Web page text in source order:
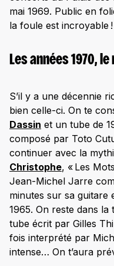
mai 1969. Public en
la foule est incroyable !
Les années 1970,
S’il y a une décennie
bien celle-ci. On te
Dassin et un tube de
composé par Toto
continuer avec la
Christophe, « Les
Jean-Michel Jarre
minutes sur sa guitare
1965. On reste dans
tube écrit par Gilles
fois interprété par
intense… On t’aura